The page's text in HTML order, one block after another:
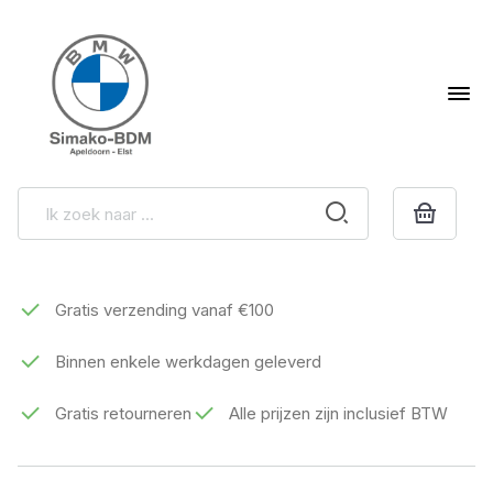
Gratis verzending vanaf €100
Binnen enkele werkdagen geleverd
Gratis retourneren Alle prijzen zijn inclusief BTW